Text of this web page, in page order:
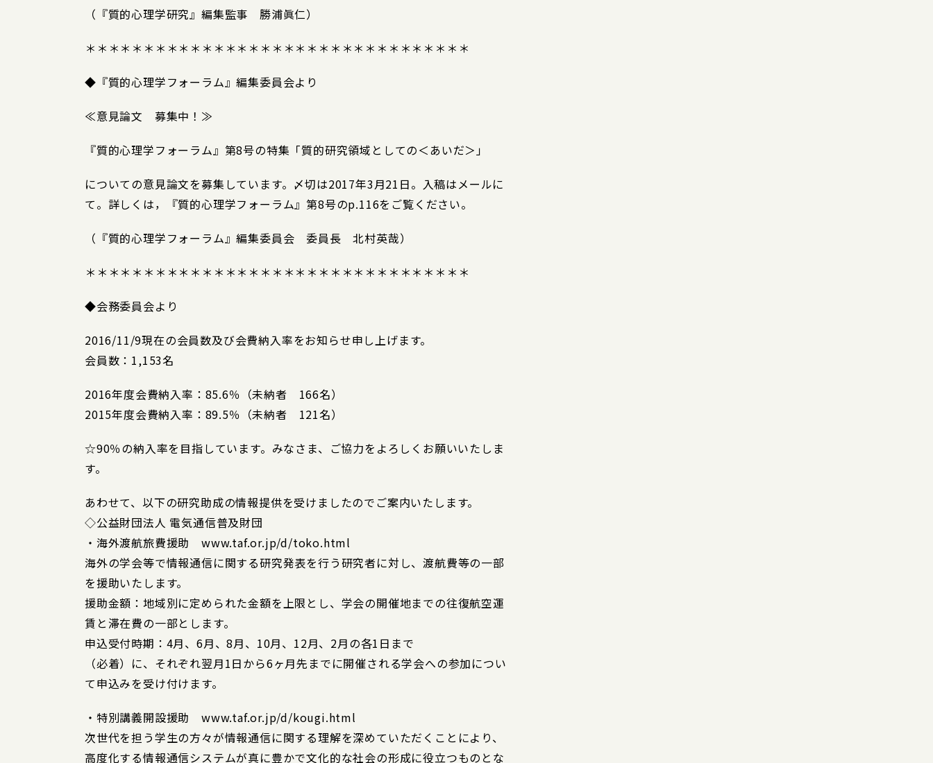
（『質的心理学研究』編集監事 勝浦眞仁）
＊＊＊＊＊＊＊＊＊＊＊＊＊＊＊＊＊＊＊＊＊＊＊＊＊＊＊＊＊＊＊＊＊
◆『質的心理学フォーラム』編集委員会より
≪意見論文 募集中！≫
『質的心理学フォーラム』第8号の特集「質的研究領域としての＜あいだ＞」
についての意見論文を募集しています。〆切は2017年3月21日。入稿はメールに
て。詳しくは，『質的心理学フォーラム』第8号のp.116をご覧ください。
（『質的心理学フォーラム』編集委員会 委員長 北村英哉）
＊＊＊＊＊＊＊＊＊＊＊＊＊＊＊＊＊＊＊＊＊＊＊＊＊＊＊＊＊＊＊＊＊
◆会務委員会より
2016/11/9現在の会員数及び会費納入率をお知らせ申し上げます。
会員数：1,153名
2016年度会費納入率：85.6％（未納者 166名）
2015年度会費納入率：89.5％（未納者 121名）
☆90％の納入率を目指しています。みなさま、ご協力をよろしくお願いいたしま
す。
あわせて、以下の研究助成の情報提供を受けましたのでご案内いたします。
◇公益財団法人 電気通信普及財団
・海外渡航旅費援助 www.taf.or.jp/d/toko.html
海外の学会等で情報通信に関する研究発表を行う研究者に対し、渡航費等の一部
を援助いたします。
援助金額：地域別に定められた金額を上限とし、学会の開催地までの往復航空運
賃と滞在費の一部とします。
申込受付時期：4月、6月、8月、10月、12月、2月の各1日まで
（必着）に、それぞれ翌月1日から6ヶ月先までに開催される学会への参加につい
て申込みを受け付けます。
・特別講義開設援助 www.taf.or.jp/d/kougi.html
次世代を担う学生の方々が情報通信に関する理解を深めていただくことにより、
高度化する情報通信システムが真に豊かで文化的な社会の形成に役立つものとな